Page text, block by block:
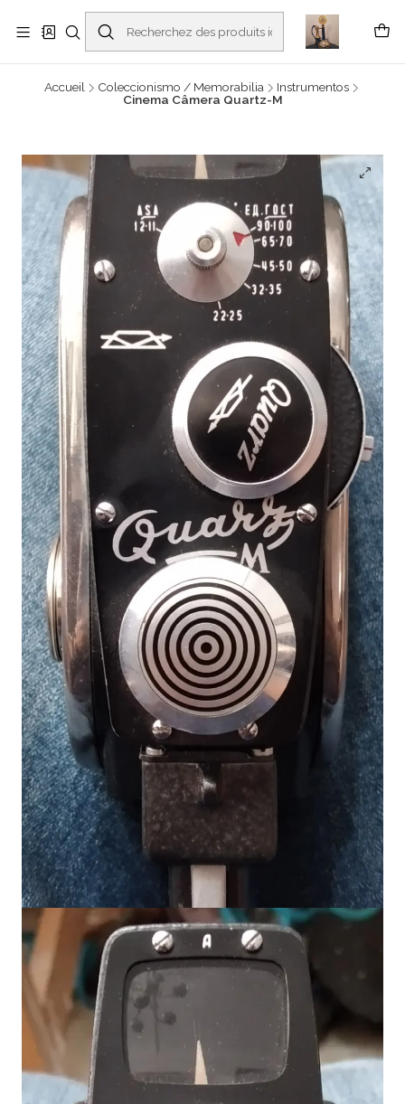
Buscantiguidades - Leilões. Colecionismo e antiguidades em Viana do
Castelo -
En savoir plus
Accueil Coleccionismo / Memorabilia
Instrumentos
Cinema Câmera Quartz-M